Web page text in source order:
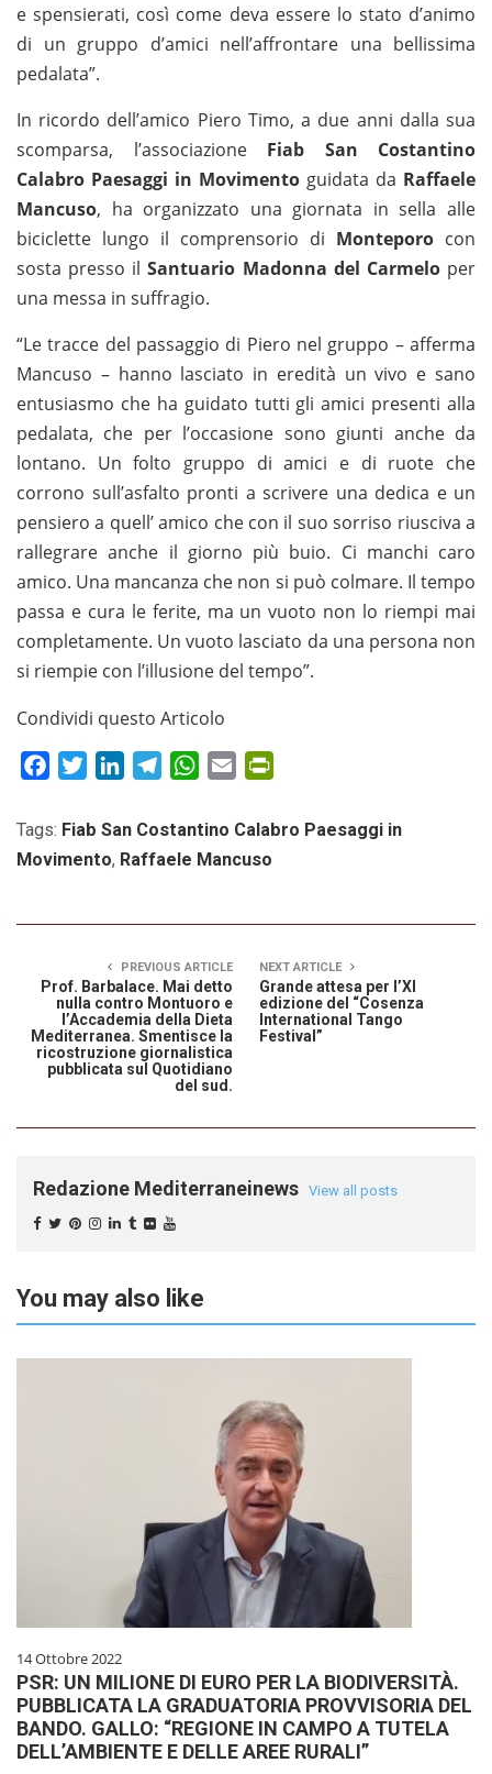
e spensierati, così come deva essere lo stato d’animo
di un gruppo d’amici nell’affrontare una bellissima
pedalata”.
In ricordo dell’amico Piero Timo, a due anni dalla sua
scomparsa, l’associazione Fiab San Costantino
Calabro Paesaggi in Movimento guidata da Raffaele
Mancuso, ha organizzato una giornata in sella alle
biciclette lungo il comprensorio di Monteporo con
sosta presso ilSantuario Madonna del Carmeloper
una messa in suffragio.
“Le tracce del passaggio di Piero nel gruppo – afferma
Mancuso – hanno lasciato in eredità un vivo e sano
entusiasmo che ha guidato tutti gli amici presenti alla
pedalata, che per l’occasione sono giunti anche da
lontano. Un folto gruppo di amici e di ruote che
corrono sull’asfalto pronti a scrivere una dedica e un
pensiero a quell’ amico che con il suo sorriso riusciva a
rallegrare anche il giorno più buio. Ci manchi caro
amico. Una mancanza che non si può colmare. Il tempo
passa e cura le ferite, ma un vuoto non lo riempi mai
completamente. Un vuoto lasciato da una persona non
si riempie con l’illusione del tempo”.
Condividi questo Articolo
FacebookTwitterLinkedInTelegramWhatsApp
Email
Tags: Fiab San Costantino Calabro Paesaggi in
Movimento, Raffaele Mancuso
PREVIOUS ARTICLE
Prof. Barbalace. Mai detto
nulla contro Montuoro e
l’Accademia della Dieta
Mediterranea. Smentisce la
ricostruzione giornalistica
pubblicata sul Quotidiano
del sud.
NEXT ARTICLE
Grande attesa per l’XI
edizione del “Cosenza
International Tango
Festival”
Redazione Mediterraneinews View all posts
You may also like
14 Ottobre 2022
PSR: UN MILIONE DI EURO PER LA BIODIVERSITÀ.
PUBBLICATA LA GRADUATORIA PROVVISORIA DEL
BANDO. GALLO: “REGIONE IN CAMPO A TUTELA
DELL’AMBIENTE E DELLE AREE RURALI”